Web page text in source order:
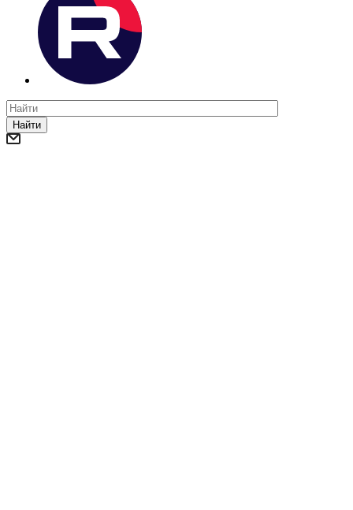
Найти